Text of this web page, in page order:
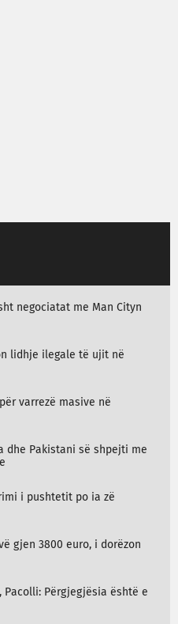
negociatat me Man Cityn
lidhje ilegale të ujit në
varrezë masive në
dhe Pakistani së shpejti me
i pushtetit po ia zë
gjen 3800 euro, i dorëzon
Përgjegjësia është e